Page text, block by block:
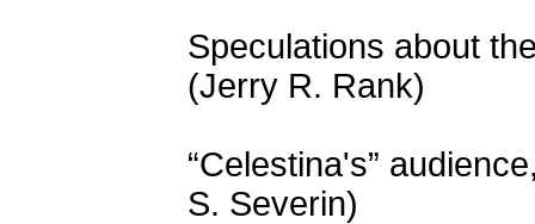
Speculations about
(Jerry R. Rank)
“Celestina's”
S. Severin)